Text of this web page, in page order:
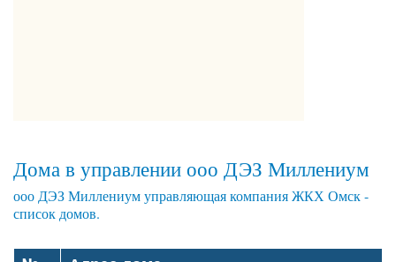
Дома в управлении ооо ДЭЗ Миллениум
ооо ДЭЗ Миллениум управляющая компания ЖКХ Омск -
список домов.